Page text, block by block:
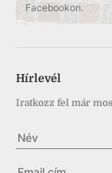
Facebookon.
Hírlevél
Iratkozz fel már